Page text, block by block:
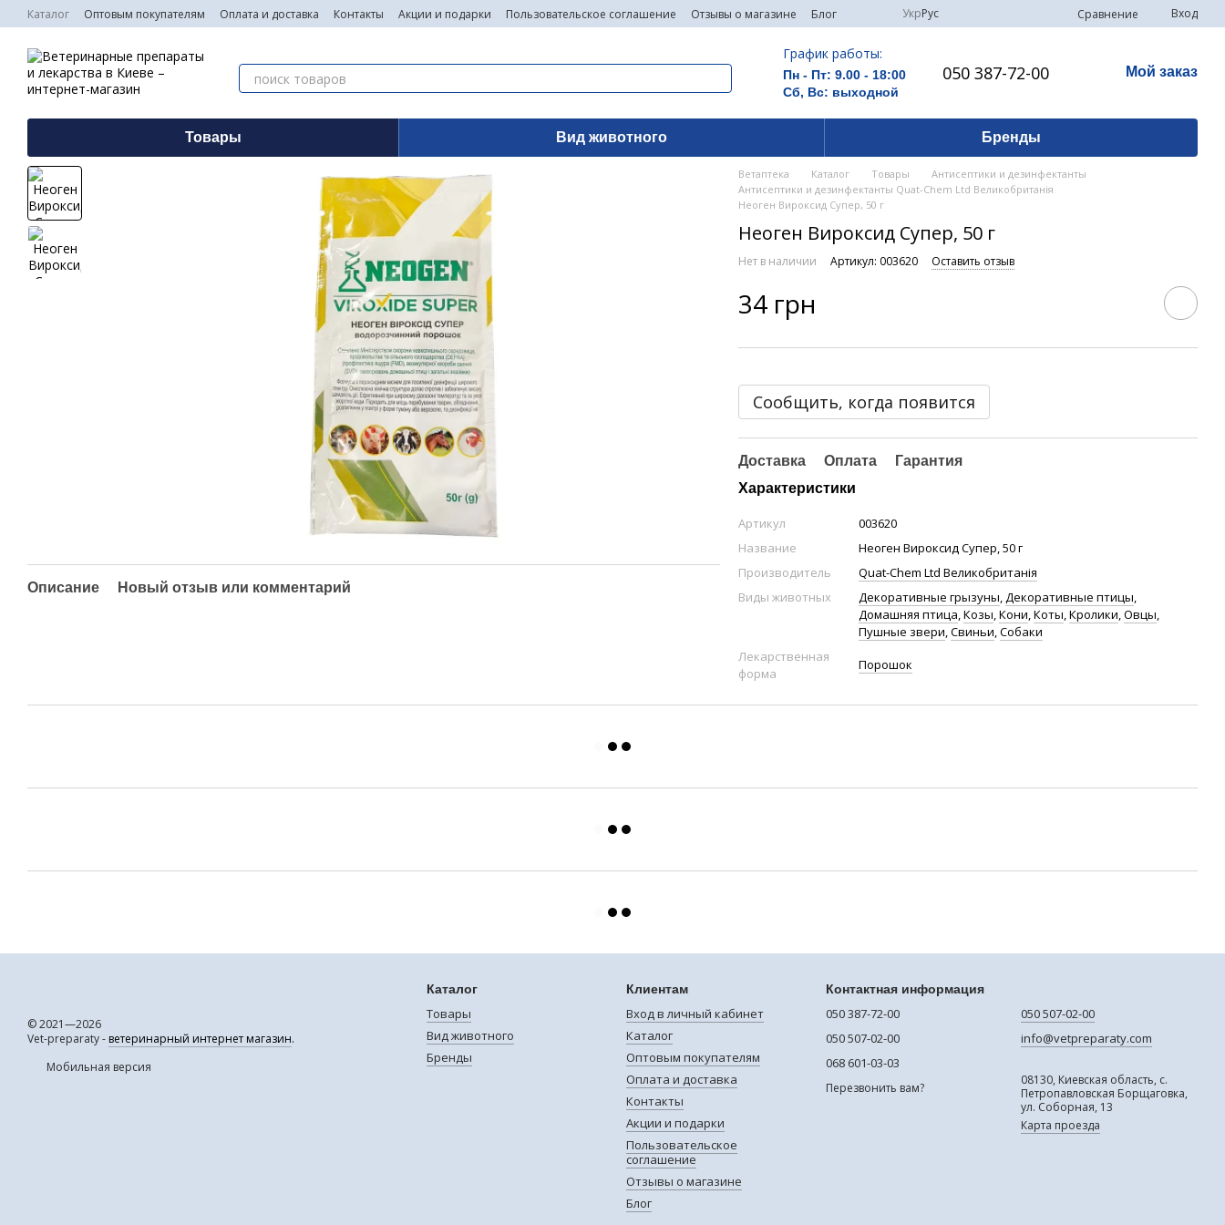
Перейти к основному контенту
Каталог Оптовым покупателям Оплата и доставка Контакты Акции и подарки Пользовательское соглашение Отзывы о магазине Блог УкрРус Сравнение Вход
График работы:
Пн - Пт: 9.00 - 18:00
Сб, Вс: выходной
050 387-72-00 Мой заказ
Товары Вид животного Бренды
Описание Новый отзыв или комментарий
Ветаптека Каталог Товары
Антисептики и дезинфектанты
Антисептики и дезинфектанты Quat-Chem Ltd Великобританія
Неоген Вироксид Супер, 50 г
Неоген Вироксид Супер, 50 г
Нет в наличии Артикул: 003620 Оставить отзыв
34 грн
Сообщить, когда появится
Доставка Оплата
Гарантия
Характеристики
Артикул
003620
Название
Неоген Вироксид Супер, 50 г
Производитель
Quat-Chem Ltd Великобританія
Виды животных
Декоративные грызуны,Декоративные птицы,
Домашняя птица,Козы,Кони,Коты,Кролики,Овцы,
Пушные звери,Свиньи,Собаки
Лекарственная
форма
Порошок
© 2021—2026
Vet-preparaty - ветеринарный интернет магазин.
Мобильная версия
Каталог
Товары
Вид животного
Бренды
Клиентам
Вход в личный кабинет
Каталог
Оптовым покупателям
Оплата и доставка
Контакты
Акции и подарки
Пользовательское
соглашение
Отзывы о магазине
Блог
Контактная информация
050 387-72-00
050 507-02-00
068 601-03-03
Перезвонить вам?
050 507-02-00
info@vetpreparaty.com
08130, Киевская область, с.
Петропавловская Борщаговка,
ул. Соборная, 13
Карта проезда